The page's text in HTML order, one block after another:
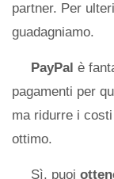
partner. Per
guadagniamo.
PayPal è
pagamenti per
ma ridurre i
ottimo.
Sì, puoi